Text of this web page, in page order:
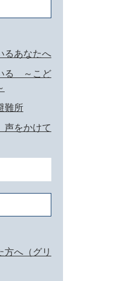
るあなたへ
る ～こど
難所
声をかけて
方へ（グリ